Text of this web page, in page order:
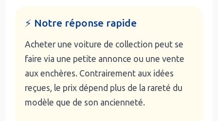
⚡ Notre réponse rapide
Acheter une voiture de collection peut se
faire via une petite annonce ou une vente
aux enchères. Contrairement aux idées
reçues, le prix dépend plus de la rareté du
modèle que de son ancienneté.